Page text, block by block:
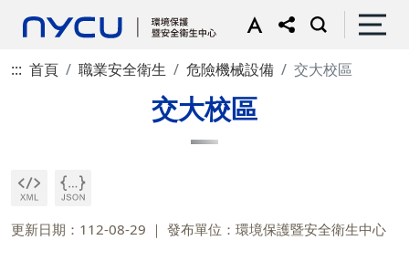
::: 首頁 職業安全衛生 危險機械設備 交大校區
交大校區
更新日期：112-08-29 發布單位：環境保護暨安全衛生中心